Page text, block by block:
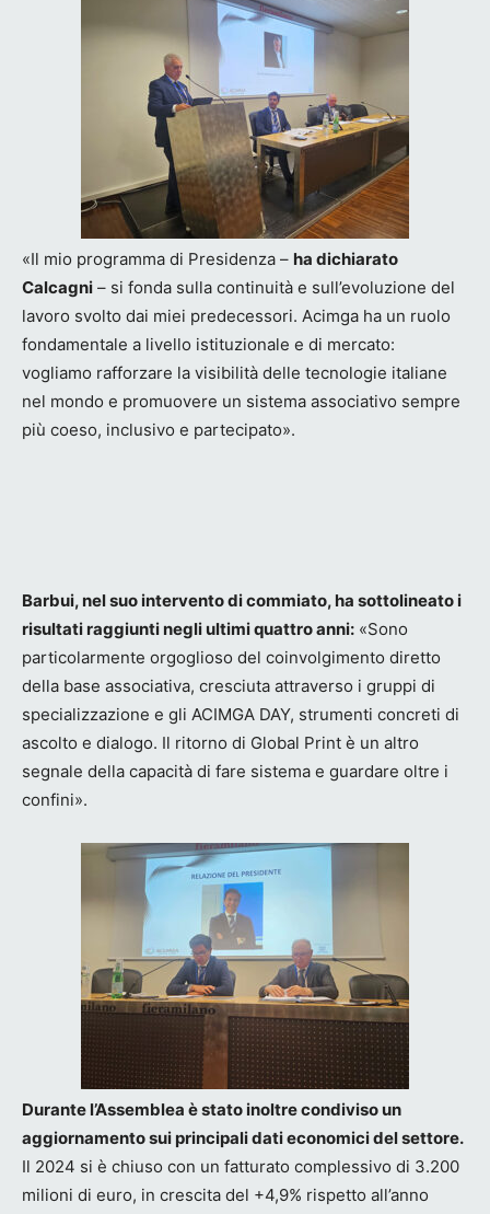
«Il mio programma di Presidenza – ha dichiarato
Calcagni – si fonda sulla continuità e sull’evoluzione del
lavoro svolto dai miei predecessori. Acimga ha un ruolo
fondamentale a livello istituzionale e di mercato:
vogliamo rafforzare la visibilità delle tecnologie italiane
nel mondo e promuovere un sistema associativo sempre
più coeso, inclusivo e partecipato».
Barbui, nel suo intervento di commiato, ha sottolineato i
risultati raggiunti negli ultimi quattro anni: «Sono
particolarmente orgoglioso del coinvolgimento diretto
della base associativa, cresciuta attraverso i gruppi di
specializzazione e gli ACIMGA DAY, strumenti concreti di
ascolto e dialogo. Il ritorno di Global Print è un altro
segnale della capacità di fare sistema e guardare oltre i
confini».
Durante l’Assemblea è stato inoltre condiviso un
aggiornamento sui principali dati economici del settore.
Il 2024 si è chiuso con un fatturato complessivo di 3.200
milioni di euro, in crescita del +4,9% rispetto all’anno